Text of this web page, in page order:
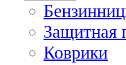
Защитная
Коврики